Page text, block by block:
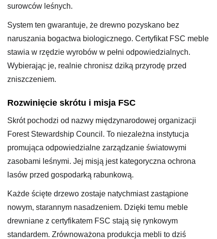
surowców leśnych.
System ten gwarantuje, że drewno pozyskano bez
naruszania bogactwa biologicznego. Certyfikat FSC meble
stawia w rzędzie wyrobów w pełni odpowiedzialnych.
Wybierając je, realnie chronisz dziką przyrodę przed
zniszczeniem.
Rozwinięcie skrótu i misja FSC
Skrót pochodzi od nazwy międzynarodowej organizacji
Forest Stewardship Council. To niezależna instytucja
promująca odpowiedzialne zarządzanie światowymi
zasobami leśnymi. Jej misją jest kategoryczna ochrona
lasów przed gospodarką rabunkową.
Każde ścięte drzewo zostaje natychmiast zastąpione
nowym, starannym nasadzeniem. Dzięki temu meble
drewniane z certyfikatem FSC stają się rynkowym
standardem. Zrównoważona produkcja mebli to dziś